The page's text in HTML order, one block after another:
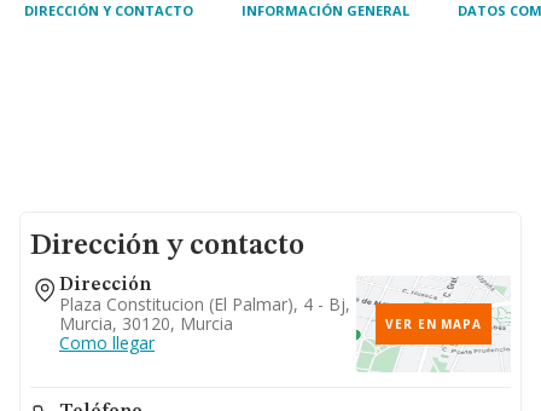
DIRECCIÓN Y CONTACTO INFORMACIÓN GENERAL DATOS
Dirección y contacto
Dirección
Plaza Constitucion (el Palmar), 4 - Bj,
Murcia, 30120, Murcia
Como llegar
VER EN MAPA